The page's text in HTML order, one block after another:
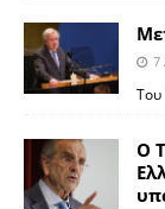
7
Του
Ο